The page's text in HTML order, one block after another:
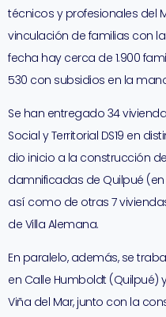
técnicos y profesionales del
vinculación de familias con
fecha hay cerca de 1.900
530 con subsidios en la
Se han entregado 34
Social y Territorial DS19 en
dio inicio a la construcción
damnificadas de Quilpué (en
así como de otras 7
de Villa Alemana.
En paralelo, además, se
en Calle Humboldt (Quilpué)
Viña del Mar, junto con la